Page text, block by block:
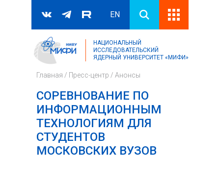
Форма поиска
Поиск
EN
НАЦИОНАЛЬНЫЙ
ИССЛЕДОВАТЕЛЬСКИЙ
ЯДЕРНЫЙ УНИВЕРСИТЕТ «МИФИ»
Главная / Пресс-центр / Анонсы
СОРЕВНОВАНИЕ ПО
ИНФОРМАЦИОННЫМ
ТЕХНОЛОГИЯМ ДЛЯ
СТУДЕНТОВ
МОСКОВСКИХ ВУЗОВ